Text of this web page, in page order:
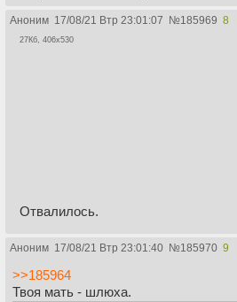
Аноним 17/08/21 Втр 23:01:07 №185969 8
27Кб, 406x530
Отвалилось.
Аноним 17/08/21 Втр 23:01:40 №185970 9
>>185964
Твоя мать - шлюха.